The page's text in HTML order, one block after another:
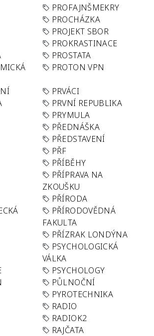
PROFAJNŠMEKRY
PROCHÁZKA
PROJEKT SBOR
PROKRASTINACE
PROSTATA
PROTON VPN
PRVÁCI
PRVNÍ REPUBLIKA
PRYMULA
PŘEDNÁŠKA
PŘEDSTAVENÍ
PŘF
PŘÍBĚHY
PŘÍPRAVA NA
ZKOUŠKU
PŘÍRODA
PŘÍRODOVĚDNÁ
FAKULTA
PŘÍZRAK LONDÝNA
PSYCHOLOGICKÁ
VÁLKA
PSYCHOLOGY
PŮLNOČNÍ
PYROTECHNIKA
RADIO
RADIOK2
RAJČATA